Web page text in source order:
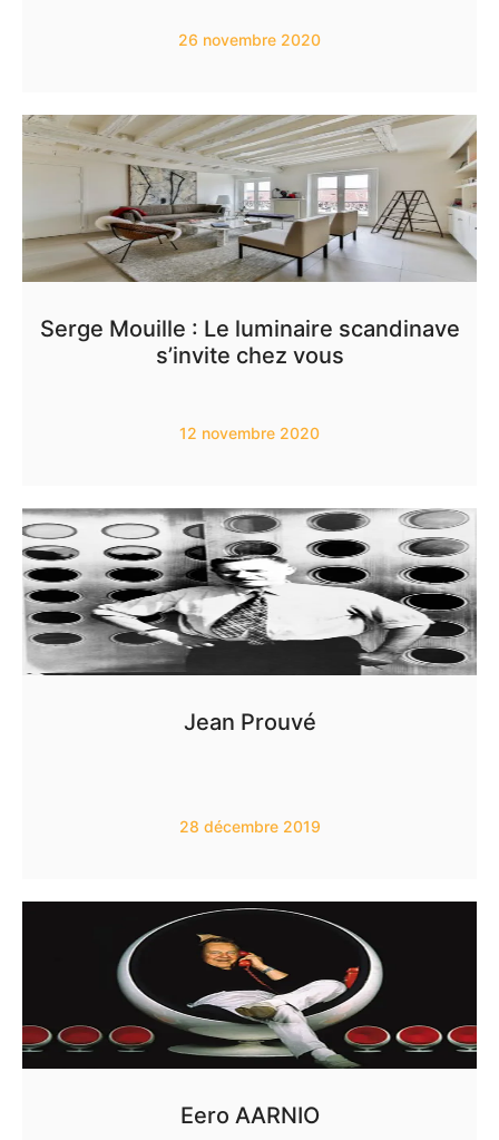
26 novembre 2020
Serge Mouille : Le luminaire scandinave
s’invite chez vous
12 novembre 2020
Jean Prouvé
28 décembre 2019
Eero AARNIO